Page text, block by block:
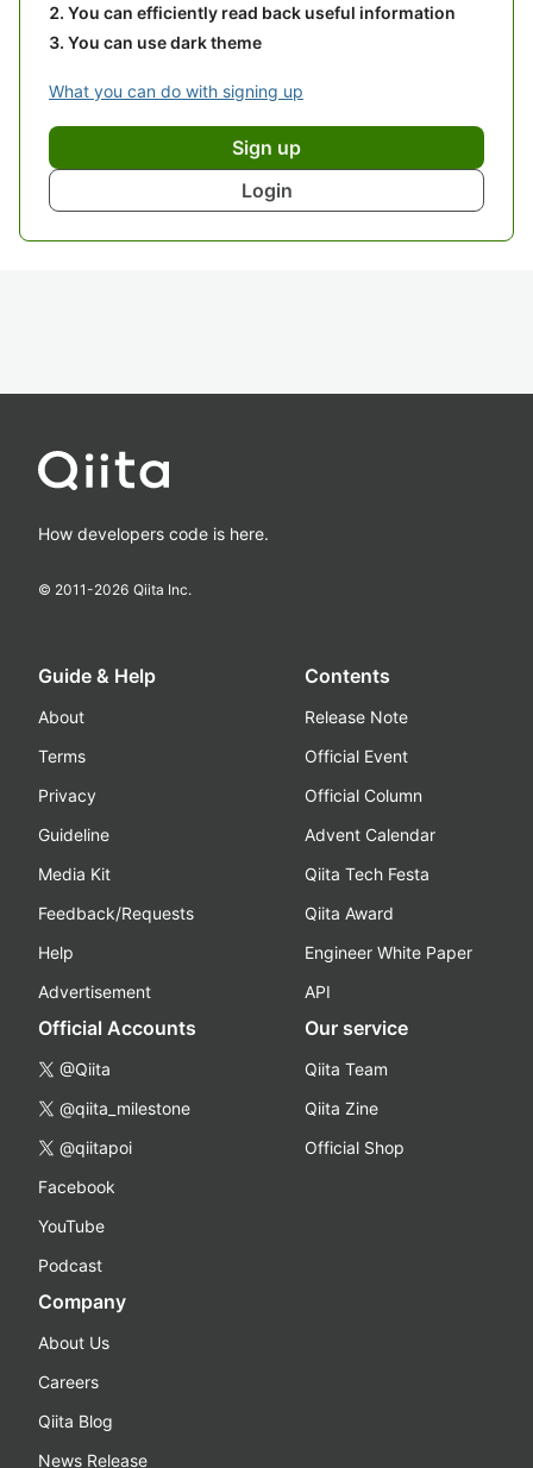
You can efficiently read back useful information
You can use dark theme
What you can do with signing up
Sign up
Login
How developers code is here.
© 2011-2026 Qiita Inc.
Guide & Help
About
Terms
Privacy
Guideline
Media Kit
Feedback/Requests
Help
Advertisement
Contents
Release Note
Official Event
Official Column
Advent Calendar
Qiita Tech Festa
Qiita Award
Engineer White Paper
API
Official Accounts
@Qiita
@qiita_milestone
@qiitapoi
Facebook
YouTube
Podcast
Our service
Qiita Team
Qiita Zine
Official Shop
Company
About Us
Careers
Qiita Blog
News Release